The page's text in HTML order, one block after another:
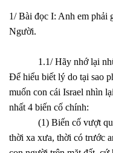
1/ Bài đọc I: Anh em phải
Người.
1.1/ Hãy nhớ lại
Để hiểu biết lý do tại sao
muốn con cái Israel nhìn
nhất 4 biến cố chính:
(1) Biến cố vượt
thời xa xưa, thời có trước